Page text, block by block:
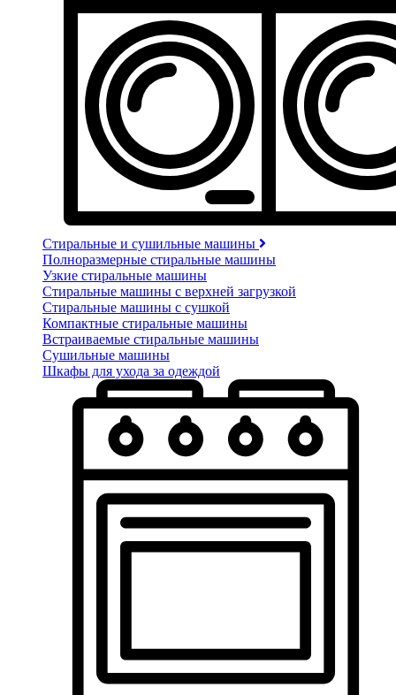
Стиральные и сушильные машины
Полноразмерные стиральные машины
Узкие стиральные машины
Стиральные машины с верхней загрузкой
Стиральные машины с сушкой
Компактные стиральные машины
Встраиваемые стиральные машины
Сушильные машины
Шкафы для ухода за одеждой